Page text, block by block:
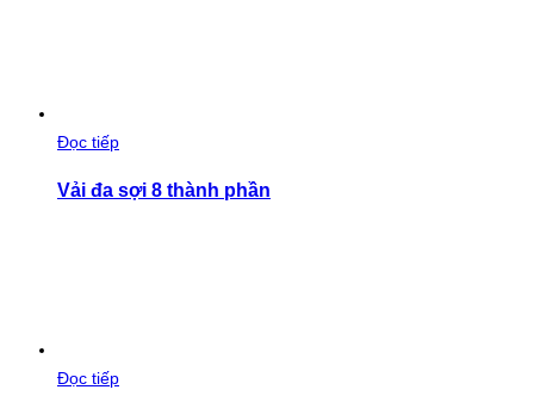
Đọc tiếp
Vải đa sợi 8 thành phần
Đọc tiếp